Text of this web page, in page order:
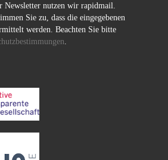
Newsletter nutzen wir rapidmail.
Sie zu, dass die eingegebenen
werden. Beachten Sie bitte